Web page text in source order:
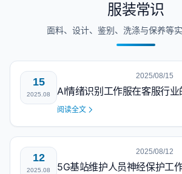
服装常识
面料、设计、鉴别、洗涤与保养等
15
2025.08
2025/08/15
AI情绪识别工作服在客服行
阅读全文
12
2025.08
2025/08/12
5G基站维护人员神经保护工